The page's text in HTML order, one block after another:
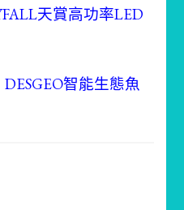
天賞高功率LED
智能生態魚